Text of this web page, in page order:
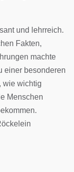
und lehrreich.
Fakten,
machte
einer besonderen
wie wichtig
Menschen